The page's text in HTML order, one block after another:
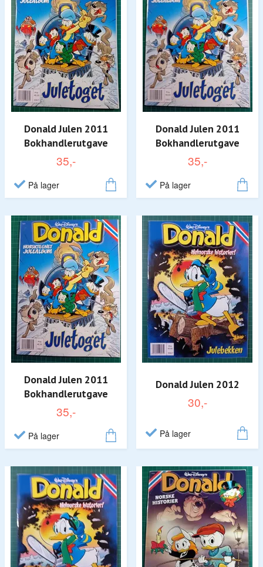
Donald Julen 2011
Bokhandlerutgave
35,-
På lager
Donald Julen 2011
Bokhandlerutgave
35,-
På lager
Donald Julen 2011
Bokhandlerutgave
35,-
På lager
Donald Julen 2012
30,-
På lager